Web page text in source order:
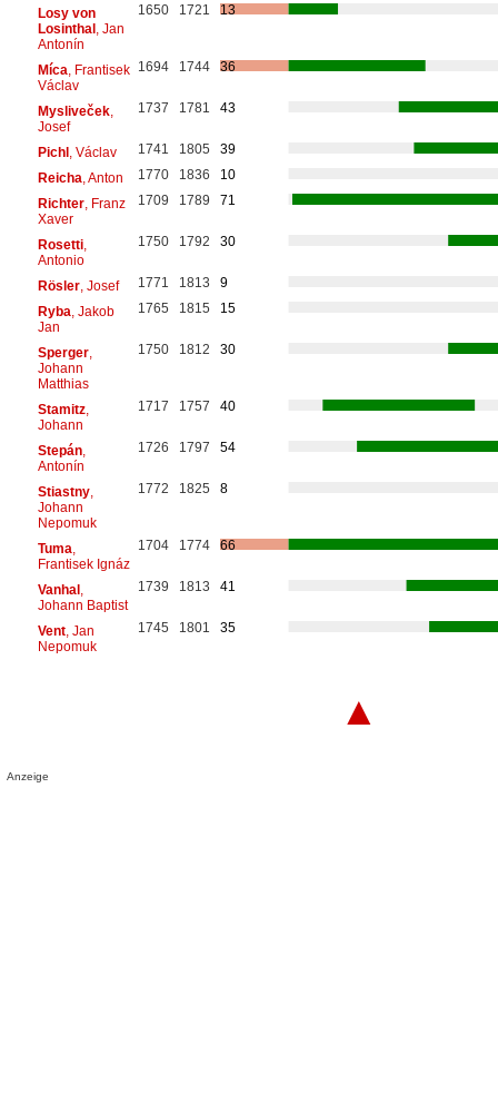
Losy von
Losinthal, Jan
Antonín
1650 1721 13
Míca , Frantisek
Václav
1694 1744 36
Mysliveček,
Josef
1737 1781 43
Pichl, Václav 1741 1805
39
Reicha , Anton 1770 1836
10
Richter, Franz
Xaver
1709 1789 71
Rosetti,
Antonio
1750 1792 30
Rösler, Josef 1771 1813
9
Ryba , Jakob
Jan
1765 1815 15
Sperger,
Johann
Matthias
1750 1812 30
Stamitz,
Johann
1717 1757 40
Stepán,
Antonín
1726 1797 54
Stiastny,
Johann
Nepomuk
1772 1825 8
Tuma
Frantisek Ignáz
1704 1774 66
Vanhal,
Johann Baptist
1739 1813 41
Vent, Jan
Nepomuk
1745 1801 35
▲
Anzeige